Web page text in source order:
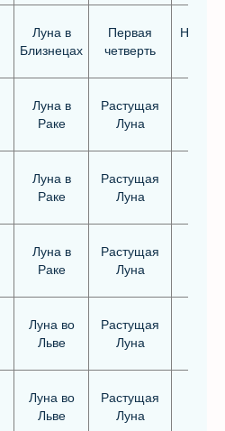
Луна в
Близнецах
Первая
четверть
Луна в
Раке
Растущая
Луна
Луна в
Раке
Растущая
Луна
Луна в
Раке
Растущая
Луна
Луна во
Льве
Растущая
Луна
Луна во
Льве
Растущая
Луна